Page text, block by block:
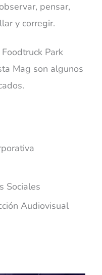
pensar,
y corregir.
Park
Mag son algunos
Sociales
Audiovisual